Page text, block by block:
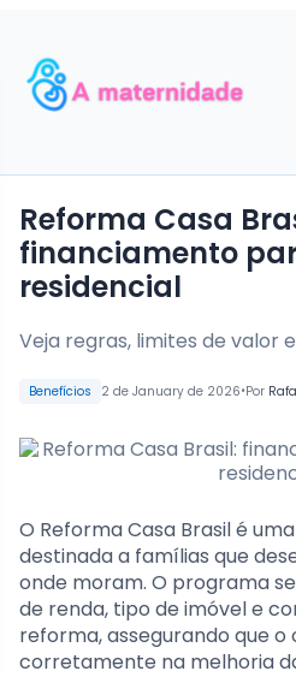
Benefícios 2 de January de 2026•Por
Reforma Casa
financiamento
residencial
Veja regras, limites de valor
O Reforma Casa Brasil é
destinada a famílias que
onde moram. O programa
de renda, tipo de imóvel e
reforma, assegurando que
corretamente na melhoria